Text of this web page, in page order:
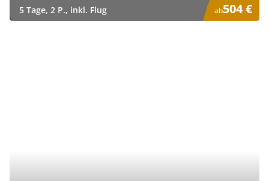
ab504 €
5 Tage, 2 P., inkl. Flug
)